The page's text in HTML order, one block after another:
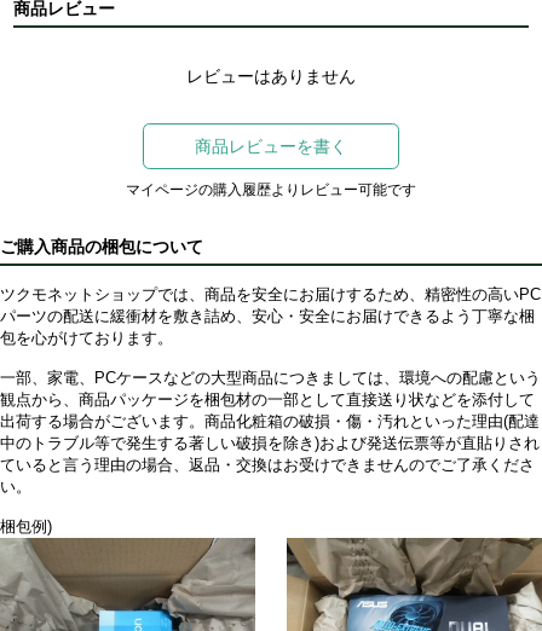
商品レビュー
レビューはありません
商品レビューを書く
マイページの購入履歴よりレビュー可能です
ご購入商品の梱包について
ツクモネットショップでは、商品を安全にお届けするため、精密性の高いPC
パーツの配送に緩衝材を敷き詰め、安心・安全にお届けできるよう丁寧な梱
包を心がけております。
一部、家電、PCケースなどの大型商品につきましては、環境への配慮という
観点から、商品パッケージを梱包材の一部として直接送り状などを添付して
出荷する場合がございます。商品化粧箱の破損・傷・汚れといった理由(配達
中のトラブル等で発生する著しい破損を除き)および発送伝票等が直貼りされ
ていると言う理由の場合、返品・交換はお受けできませんのでご了承くださ
い。
梱包例)